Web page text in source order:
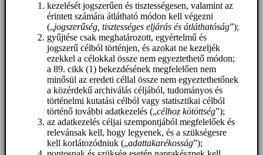
kezelését jogszerűen és tisztességesen, valamint az
érintett számára átlátható módon kell végezni
(„jogszerűség, tisztességes eljárás és átláthatóság”);
gyűjtése csak meghatározott, egyértelmű és
jogszerű célból történjen, és azokat ne kezeljék
ezekkel a célokkal össze nem egyeztethető módon;
a 89. cikk (1) bekezdésének megfelelően nem
minősül az eredeti céllal össze nem egyeztethetőnek
a közérdekű archiválás céljából, tudományos és
történelmi kutatási célból vagy statisztikai célból
történő további adatkezelés („célhoz kötöttség”);
az adatkezelés céljai szempontjából megfelelőek és
relevánsak kell, hogy legyenek, és a szükségesre
kell korlátozódniuk („adattakarékosság”);